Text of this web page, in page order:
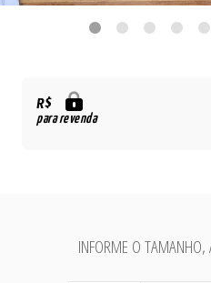
R$
para revenda
INFORME O TAMANHO,